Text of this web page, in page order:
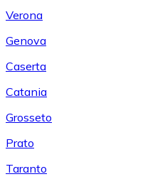
Verona
Genova
Caserta
Catania
Grosseto
Prato
Taranto